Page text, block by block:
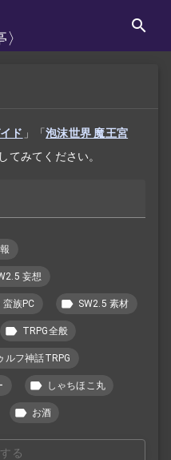
ド 」「泡沫世界 魔王宮
てみてください。
妄想
蛮族PC SW2.5 素材
TRPG全般
ルフ神話TRPG
しゃちほこ丸
お酒
る